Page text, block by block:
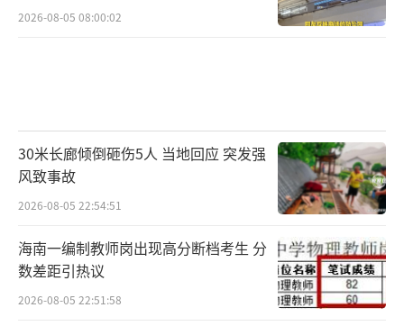
2026-08-05 08:00:02
30米长廊倾倒砸伤5人 当地回应 突发强
风致事故
2026-08-05 22:54:51
海南一编制教师岗出现高分断档考生 分
数差距引热议
2026-08-05 22:51:58